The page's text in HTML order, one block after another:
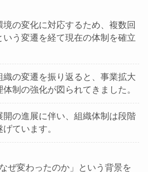
境の変化に対応するため、複数回
いう変遷を経て現在の体制を確立
織の変遷を振り返ると、事業拡大
体制の強化が図られてきました。
開の進展に伴い、組織体制は段階
ています。
ぜ変わったのか」という背景を